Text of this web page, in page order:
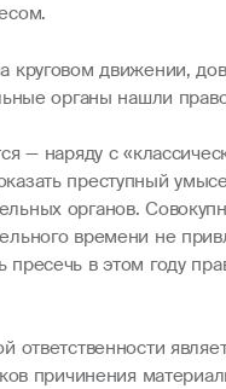
движении,
органы нашли
— наряду с
преступный
органов.
времени не
в этом году
причинения